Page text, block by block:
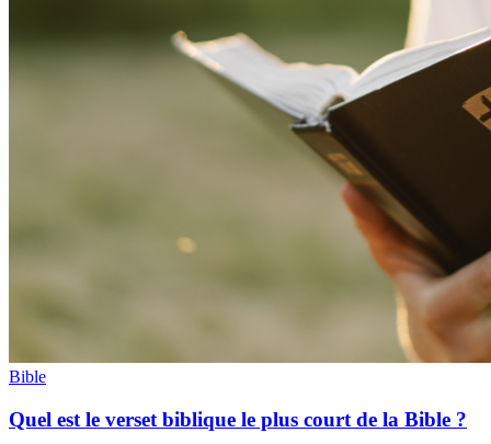
Bible
Quel est le verset biblique le plus court de la Bible ?